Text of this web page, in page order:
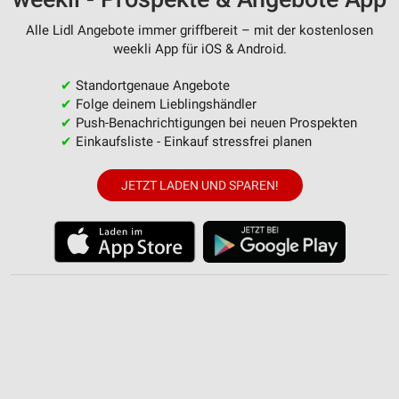
Alle Lidl Angebote immer griffbereit – mit der kostenlosen
weekli App für iOS & Android.
✔ Standortgenaue Angebote
✔ Folge deinem Lieblingshändler
✔ Push-Benachrichtigungen bei neuen Prospekten
✔ Einkaufsliste - Einkauf stressfrei planen
JETZT LADEN UND SPAREN!
von Inhalten
personalisierter Inhalte
Messung der Werbeleistung
Analyse von Zielgruppen durch Statistiken oder
Quellen
Entwicklung und Verbesserung der Angebote